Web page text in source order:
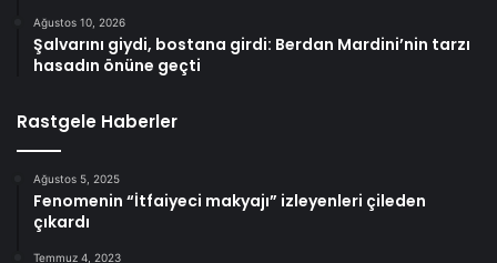
Ağustos 10, 2026
Şalvarını giydi, bostana girdi: Berdan Mardini’nin tarzı
hasadın önüne geçti
Rastgele Haberler
Ağustos 5, 2025
Fenomenin “İtfaiyeci makyajı” izleyenleri çileden
çıkardı
Temmuz 4, 2023